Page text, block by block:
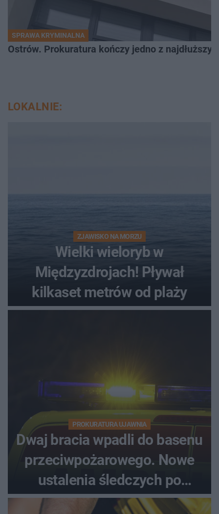
SPRAWA KRYMINALNA
Ostrów. Prokuratura kończy jedno z
LOKALNIE:
ZJAWISKO NA MORZU
Wielki wieloryb w
Międzyzdrojach! Pływał
kilkaset metrów od plaży
PROKURATURA UJAWNIA
Dwaj bracia wpadli do basenu
przeciwpożarowego. Nowe
ustalenia śledczych po
dramatycznej akcji